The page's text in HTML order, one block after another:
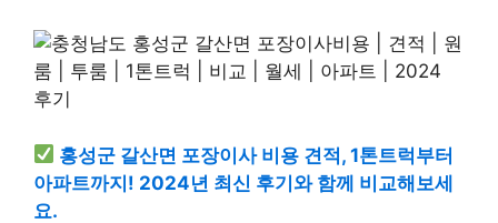
홍성군 갈산면 포장이사 비용 견적, 1톤트럭부터
아파트까지! 2024년 최신 후기와 함께 비교해보세
요.